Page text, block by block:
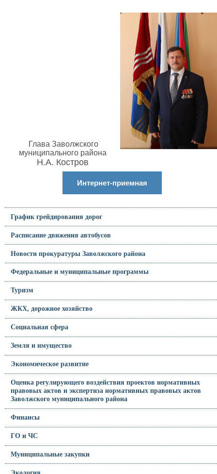
Глава Заволжского
муниципального района
Н.А. Костров
Интернет-приемная
График грейдирования дорог
Расписание движения автобусов
Новости прокуратуры Заволжского района
Федеральные и муниципальные программы
Туризм
ЖКХ, дорожное хозяйство
Социальная сфера
Земля и имущество
Экономическое развитие
Оценка регулирующего воздействия проектов нормативных
правовых актов и экспертиза нормативных правовых актов
Заволжского муниципального района
Финансы
ГО и ЧС
Муниципальные закупки